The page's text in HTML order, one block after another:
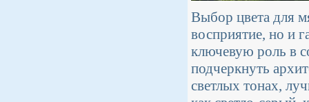
Выбор цвета для
восприятие, но и
ключевую роль в
подчеркнуть
светлых тонах,